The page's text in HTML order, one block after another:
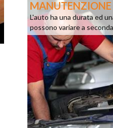
L'auto ha una durata ed
possono variare a